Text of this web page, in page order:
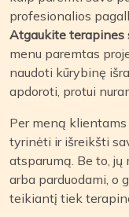
profesionalios
Atgaukite terapines
menu paremtas
naudoti kūrybinę
apdoroti, protui
Per meną
tyrinėti ir išreikšti
atsparumą. Be to,
arba parduodami, o
teikiantį tiek